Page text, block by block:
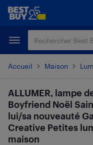
Passer
principal
Passer
Accueil Maison
ALLUMER, lampe
Boyfriend Noël
lui/sa nouveauté
Creative Petites
maison